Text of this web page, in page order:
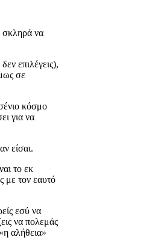
σκληρά να
επιλέγεις),
σε
κόσμο
για να
είσαι.
το εκ
με τον εαυτό
εσύ να
να πολεμάς
αλήθεια»